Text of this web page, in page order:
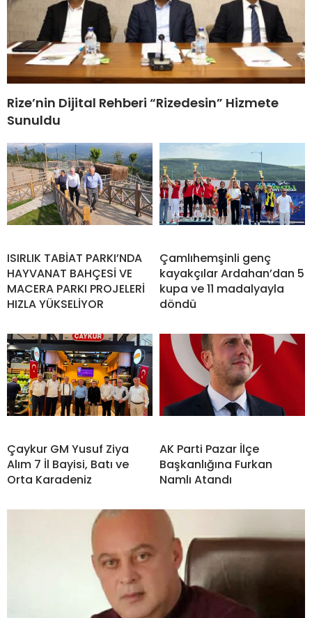
Rize’nin Dijital Rehberi “Rizedesin” Hizmete
Sunuldu
ISIRLIK TABİAT PARKI’NDA
HAYVANAT BAHÇESİ VE
MACERA PARKI PROJELERİ
HIZLA YÜKSELİYOR
Çamlıhemşinli genç
kayakçılar Ardahan’dan 5
kupa ve 11 madalyayla
döndü
Çaykur GM Yusuf Ziya
Alım 7 İl Bayisi, Batı ve
Orta Karadeniz
AK Parti Pazar İlçe
Başkanlığına Furkan
Namlı Atandı